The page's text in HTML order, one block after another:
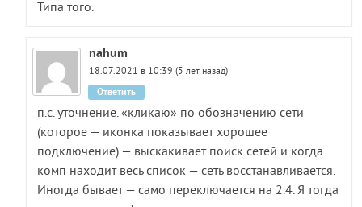
Типа того.
nahum
18.07.2021 в 10:39 (5 лет назад)
п.с. уточнение. «кликаю» по обозначению сети
(которое — иконка показывает хорошее
подключение) — выскакивает поиск сетей и когда
комп находит весь список — сеть восстанавливается.
Иногда бывает — само переключается на 2.4. Я тогда
Ответить